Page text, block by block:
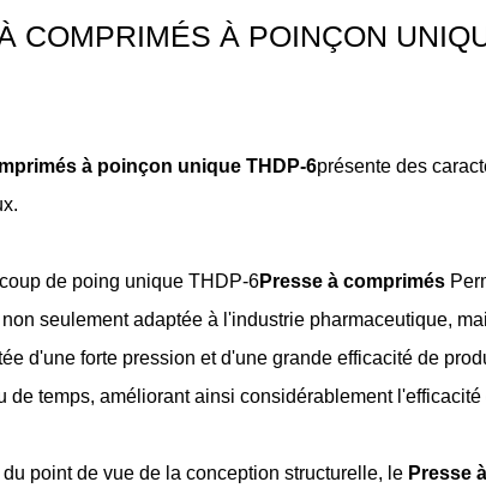
COMPRIMÉS À POINÇON
à poinçon unique THDP-6présente des
de poing unique THDP-6Presse à comprimés
seulement adaptée à l'industrie pharmaceutique,
d'une forte pression et d'une grande efficacité de
de temps, améliorant ainsi considérablement
point de vue de la conception structurelle, le Presse